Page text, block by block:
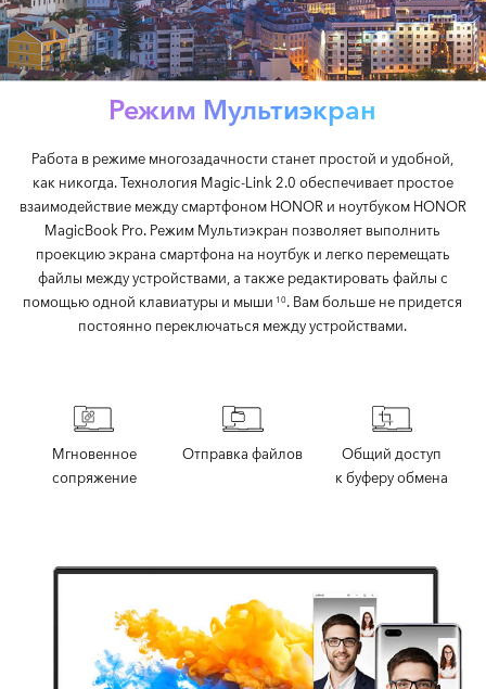
Режим Мультиэкран
Работа в режиме многозадачности станет простой и удобной,
как никогда. Технология Magic-Link 2.0 обеспечивает простое
взаимодействие между смартфоном HONOR и ноутбуком HONOR
MagicBook Pro. Режим Мультиэкран позволяет выполнить
проекцию экрана смартфона на ноутбук и легко перемещать
файлы между устройствами, а также редактировать файлы с
помощью одной клавиатуры и мыши 10. Вам больше не придется
постоянно переключаться между устройствами.
Мгновенное
сопряжение
Отправка файлов
Общий доступ
к буферу обмена